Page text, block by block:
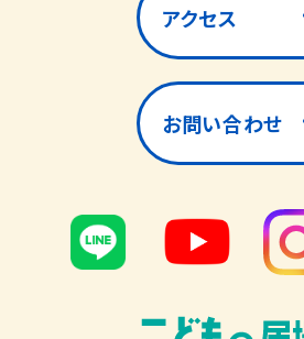
アクセス
お問い合わせ